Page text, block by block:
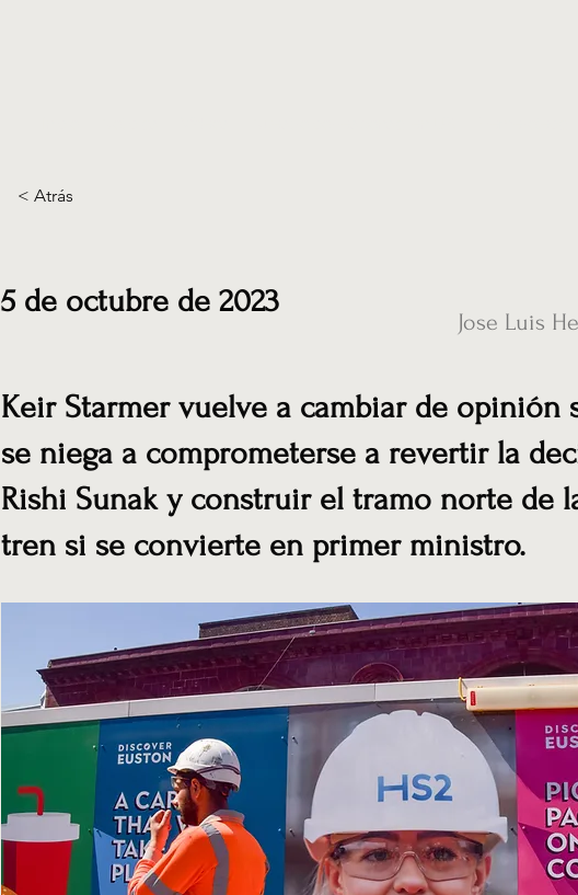
< Atrás
5 de octubre de 2023
Jose Luis
Keir Starmer vuelve a cambiar de opinión
se niega a comprometerse a revertir la
Rishi Sunak y construir el tramo norte de
tren si se convierte en primer ministro.